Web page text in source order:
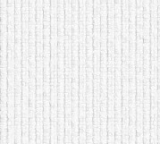
домашнем использовании.
Эта мебель имеет
некоторые преимущества
перед той же стенкой для
гостиной, к примеру,
поскольку она более
легкая и не загромождает
пространство. В спальне
этот предмет можно
поставить у изголовья